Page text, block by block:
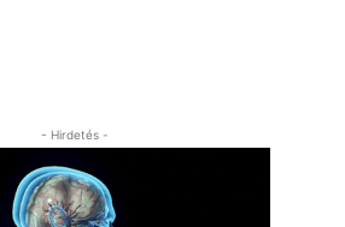
- Hirdetés -